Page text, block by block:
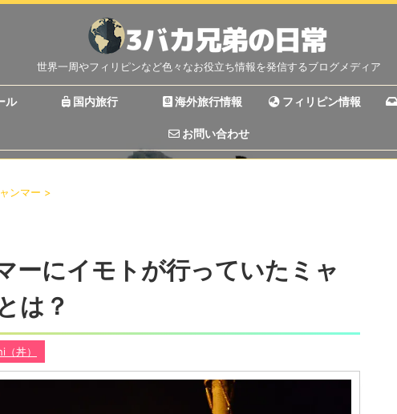
世界一周やフィリピンなど色々なお役立ち情報を発信するブログメディア
ル 国内旅行 海外旅行情報 フィリピン情報
お問い合わせ
ンマー >
ーにイモトが行っていたミャ
は？
丼）